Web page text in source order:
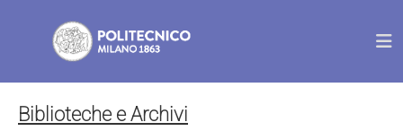
Biblioteche e Archivi